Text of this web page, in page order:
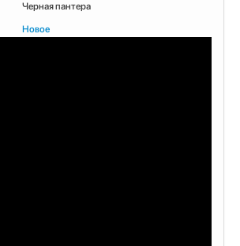
Черная пантера
Новое